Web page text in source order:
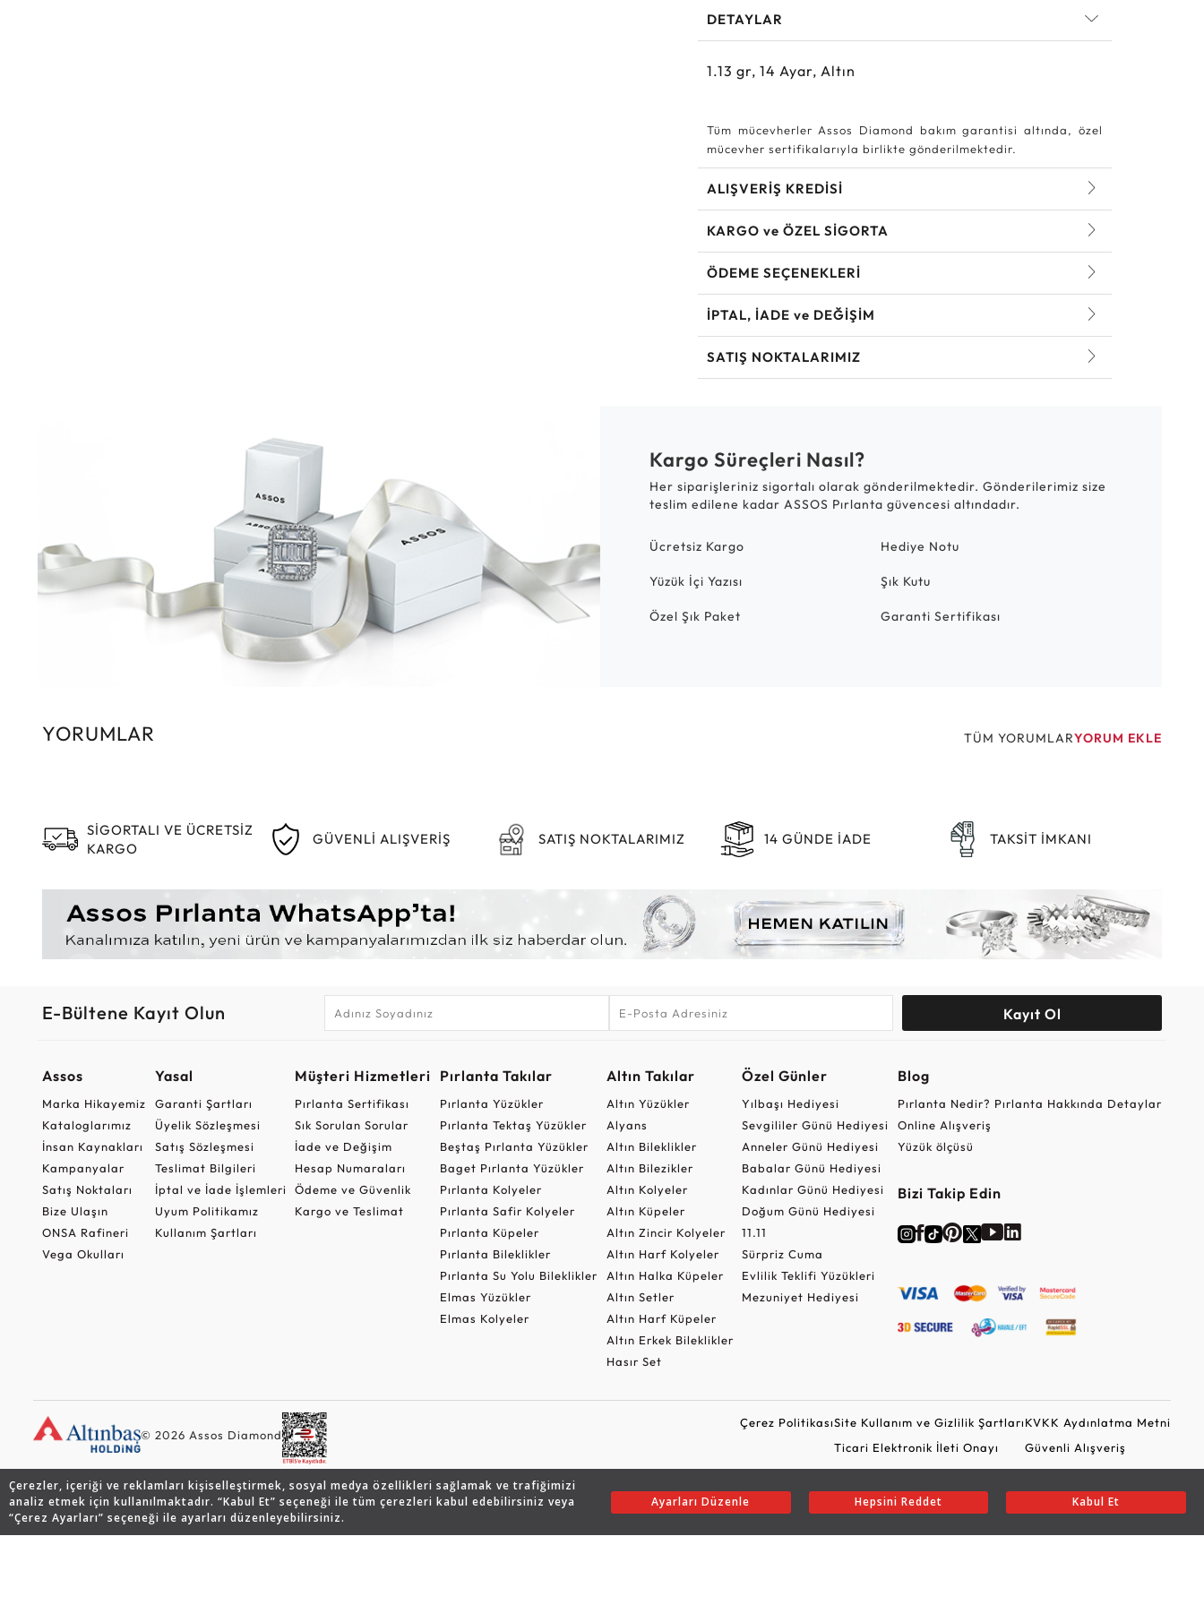
Çerezler, içeriği ve reklamları kişiselleştirmek, sosyal medya özellikleri sağlamak ve trafiğimizi
analiz etmek için kullanılmaktadır. “Kabul Et” seçeneği ile tüm çerezleri kabul edebilirsiniz veya
“Çerez Ayarları” seçeneği ile ayarları düzenleyebilirsiniz.
Ayarları Düzenle Hepsini Reddet Kabul Et
DETAYLAR
1.13gr,14Ayar, Altın
Tüm mücevherler Assos Diamond bakım garantisi altında, özel
mücevher sertifikalarıyla birlikte gönderilmektedir.
ALIŞVERİŞ KREDİSİ
KARGO ve ÖZEL SİGORTA
ÖDEME SEÇENEKLERİ
İPTAL, İADE ve DEĞİŞİM
SATIŞ NOKTALARIMIZ
Kargo Süreçleri Nasıl?
Her siparişleriniz sigortalı olarak gönderilmektedir. Gönderilerimiz size
teslim edilene kadar ASSOS Pırlanta güvencesi altındadır.
Ücretsiz Kargo Hediye Notu
Yüzük İçi Yazısı Şık Kutu
Özel Şık Paket Garanti Sertifikası
YORUMLAR TÜM YORUMLARYORUM EKLE
SİGORTALI VE ÜCRETSİZ
KARGO
GÜVENLİ ALIŞVERİŞ SATIŞ NOKTALARIMIZ 14 GÜNDE İADE TAKSİT İMKANI
E-Bültene Kayıt Olun Kayıt Ol
Assos
Marka Hikayemiz
Kataloglarımız
İnsan Kaynakları
Kampanyalar
Satış Noktaları
Bize Ulaşın
ONSA Rafineri
Vega Okulları
Yasal
Garanti Şartları
Üyelik Sözleşmesi
Satış Sözleşmesi
Teslimat Bilgileri
İptal ve İade İşlemleri
Uyum Politikamız
Kullanım Şartları
Müşteri Hizmetleri
Pırlanta Sertifikası
Sık Sorulan Sorular
İade ve Değişim
Hesap Numaraları
Ödeme ve Güvenlik
Kargo ve Teslimat
Pırlanta Takılar
Pırlanta Yüzükler
Pırlanta Tektaş Yüzükler
Beştaş Pırlanta Yüzükler
Baget Pırlanta Yüzükler
Pırlanta Kolyeler
Pırlanta Safir Kolyeler
Pırlanta Küpeler
Pırlanta Bileklikler
Pırlanta Su Yolu Bileklikler
Elmas Yüzükler
Elmas Kolyeler
Altın Takılar
Altın Yüzükler
Alyans
Altın Bileklikler
Altın Bilezikler
Altın Kolyeler
Altın Küpeler
Altın Zincir Kolyeler
Altın Harf Kolyeler
Altın Halka Küpeler
Altın Setler
Altın Harf Küpeler
Altın Erkek Bileklikler
Hasır Set
Özel Günler
Yılbaşı Hediyesi
Sevgililer Günü Hediyesi
Anneler Günü Hediyesi
Babalar Günü Hediyesi
Kadınlar Günü Hediyesi
Doğum Günü Hediyesi
11.11
Sürpriz Cuma
Evlilik Teklifi Yüzükleri
Mezuniyet Hediyesi
Blog
Pırlanta Nedir? Pırlanta Hakkında Detaylar
Online Alışveriş
Yüzük ölçüsü
Bizi Takip Edin
© 2026 Assos Diamond
Çerez PolitikasıSite Kullanım ve Gizlilik Şartları
Ticari Elektronik İleti Onayı
KVKK Aydınlatma Metni
Güvenli Alışveriş
Copyright © 2026 Assos Pırlanta - Bu sitenin tüm hakları saklıdır.